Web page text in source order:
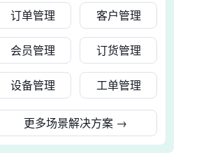
订单管理 客户管理
会员管理 订货管理
设备管理 工单管理
更多场景解决方案 →